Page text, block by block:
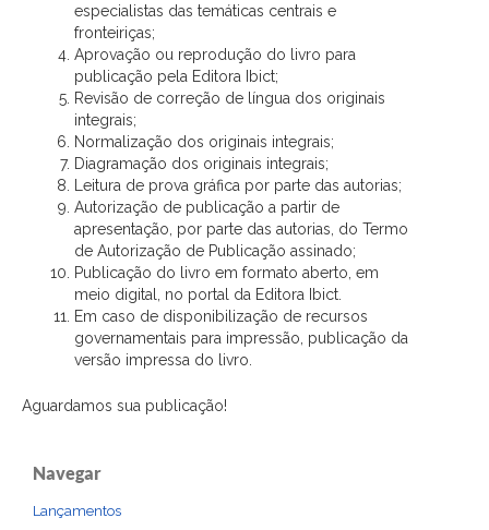
especialistas das temáticas centrais e
fronteiriças;
Aprovação ou reprodução do livro para
publicação pela Editora Ibict;
Revisão de correção de língua dos originais
integrais;
Normalização dos originais integrais;
Diagramação dos originais integrais;
Leitura de prova gráfica por parte das autorias;
Autorização de publicação a partir de
apresentação, por parte das autorias, do Termo
de Autorização de Publicação assinado;
Publicação do livro em formato aberto, em
meio digital, no portal da Editora Ibict.
Em caso de disponibilização de recursos
governamentais para impressão, publicação da
versão impressa do livro.
Aguardamos sua publicação!
Navegar
Lançamentos